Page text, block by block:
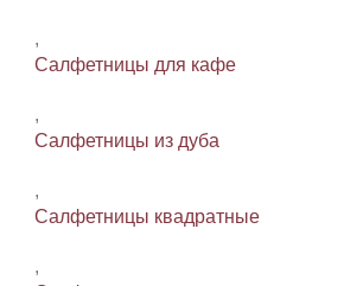
,
Салфетницы для кафе
,
Салфетницы из дуба
,
Салфетницы квадратные
,